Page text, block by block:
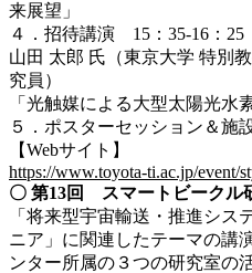
来展望」
４．招待講演 15：35-16：25
山田 太郎 氏（東京大学 特別
究員）
「光触媒による大型太陽光水
５． ポスターセッション＆施
【Webサイト】
https://www.toyota-ti.ac.jp/event/
〇 第13回 スマートビークル
「将来型宇宙輸送・推進シス
ニア」に関連したテーマの講
ンター所属の３つの研究室の